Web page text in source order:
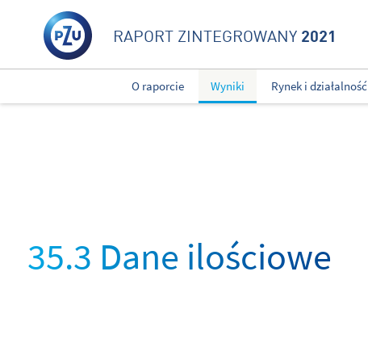
RAPORT ZINTEGROWANY 2021
O raporcie Wyniki Rynek i działalność
35.3 Dane ilościowe